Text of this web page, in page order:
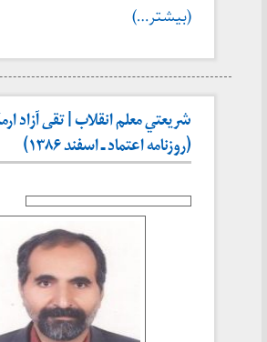
(بیشتر…)
شريعتي معلم انقلاب | تقی آزاد
(روزنامه اعتماد ـ اسفند ۱۳۸۶)